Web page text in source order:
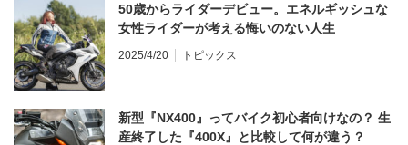
50歳からライダーデビュー。エネルギッシュな
女性ライダーが考える悔いのない人生
2025/4/20 トピックス
新型『NX400』ってバイク初心者向けなの？ 生
産終了した『400X』と比較して何が違う？